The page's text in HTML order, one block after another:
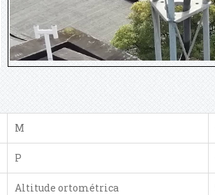
M
P
Altitude ortométrica